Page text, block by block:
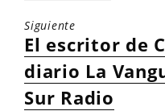
Siguiente
Entrada
siguiente:
El escritor de
diario La
Sur Radio